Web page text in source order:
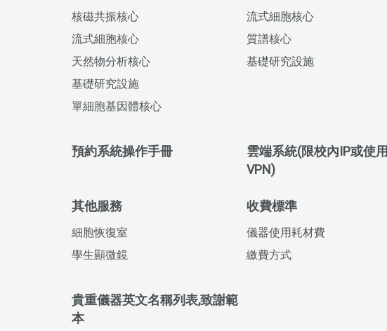
核磁共振核心
流式細胞核心
天然物分析核心
基礎研究設施
單細胞基因體核心
流式細胞核心
質譜核心
基礎研究設施
預約系統操作手冊
雲端系統(限校內IP或使用
VPN)
其他服務
細胞恢復室
學生顯微鏡
收費標準
儀器使用耗材費
繳費方式
貴重儀器英文名稱列表,致謝範
本